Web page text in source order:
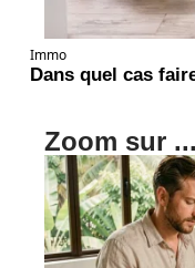
Immo
Dans quel cas
Zoom sur ...